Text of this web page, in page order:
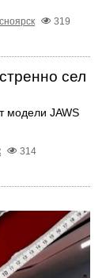
319
сел
модели JAWS
314